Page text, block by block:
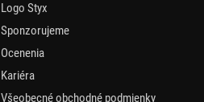
Logo Styx
Sponzorujeme
Ocenenia
Kariéra
Všeobecné obchodné podmienky